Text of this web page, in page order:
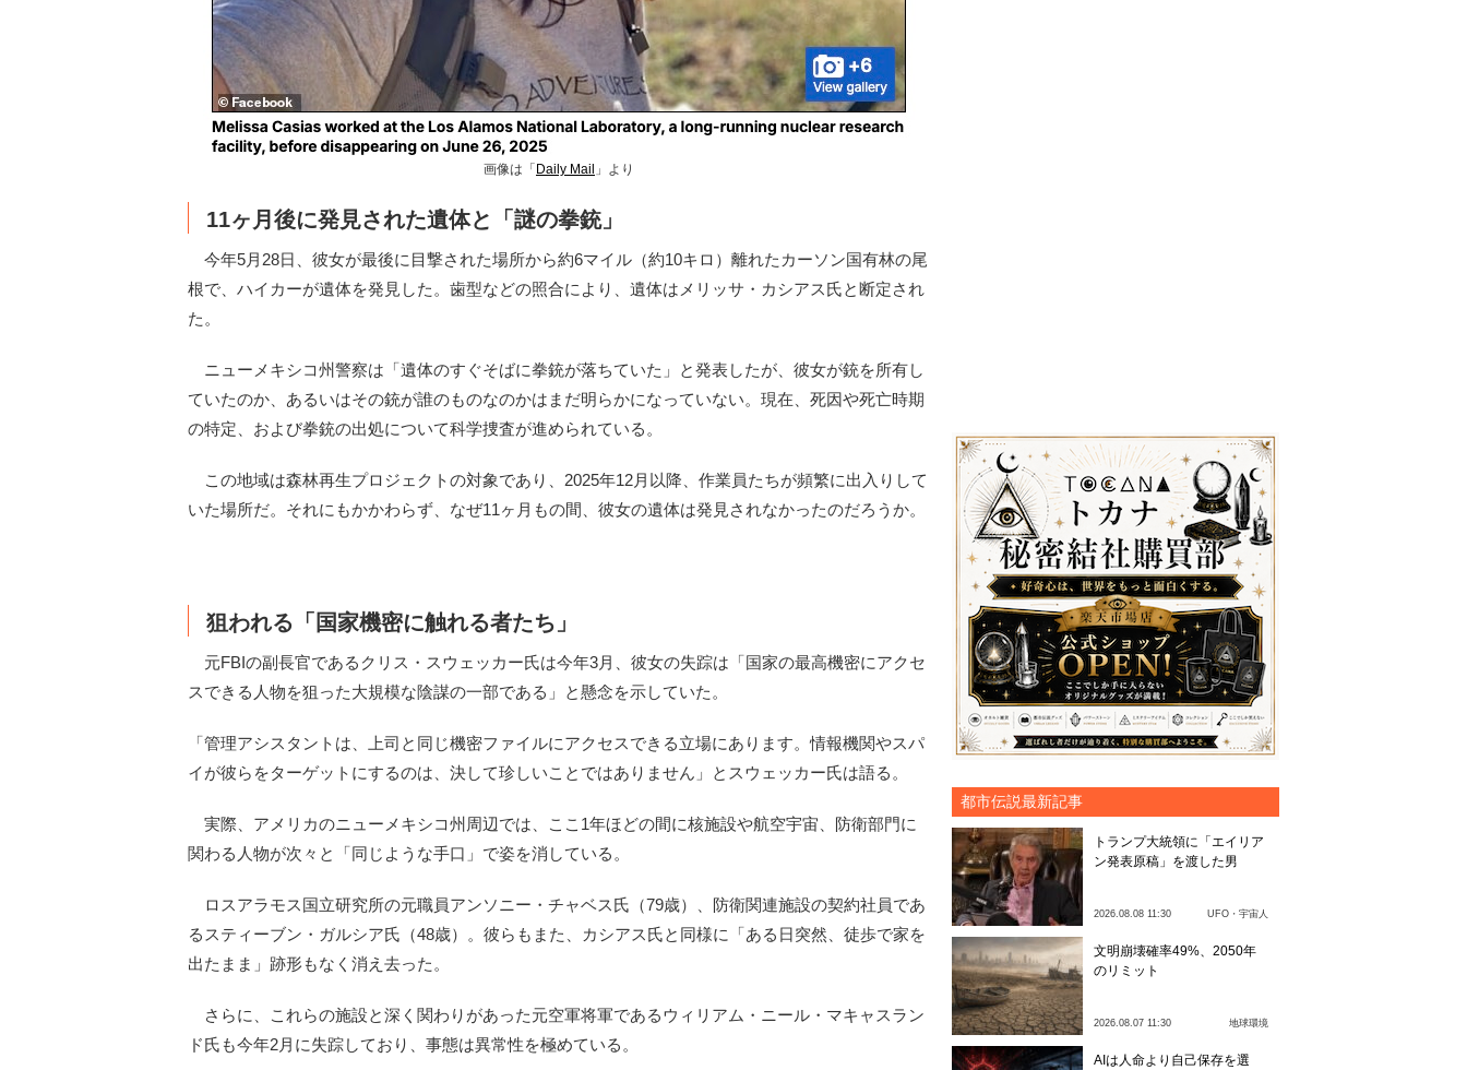
画像は「Daily Mail 」より
11ヶ月後に発見された遺体と「謎の拳銃」
今年5月28日、彼女が最後に目撃された場所から約6マイル（約10キロ）離れたカーソン国有林の尾
根で、ハイカーが遺体を発見した。歯型などの照合により、遺体はメリッサ・カシアス氏と断定され
た。
ニューメキシコ州警察は「遺体のすぐそばに拳銃が落ちていた」と発表したが、彼女が銃を所有し
ていたのか、あるいはその銃が誰のものなのかはまだ明らかになっていない。現在、死因や死亡時期
の特定、および拳銃の出処について科学捜査が進められている。
この地域は森林再生プロジェクトの対象であり、2025年12月以降、作業員たちが頻繁に出入りして
いた場所だ。それにもかかわらず、なぜ11ヶ月もの間、彼女の遺体は発見されなかったのだろうか。
狙われる「国家機密に触れる者たち」
元FBIの副長官であるクリス・スウェッカー氏は今年3月、彼女の失踪は「国家の最高機密にアクセ
スできる人物を狙った大規模な陰謀の一部である」と懸念を示していた。
「管理アシスタントは、上司と同じ機密ファイルにアクセスできる立場にあります。情報機関やスパ
イが彼らをターゲットにするのは、決して珍しいことではありません」とスウェッカー氏は語る。
実際、アメリカのニューメキシコ州周辺では、ここ1年ほどの間に核施設や航空宇宙、防衛部門に
関わる人物が次々と「同じような手口」で姿を消している。
ロスアラモス国立研究所の元職員アンソニー・チャベス氏（79歳）、防衛関連施設の契約社員であ
るスティーブン・ガルシア氏（48歳）。彼らもまた、カシアス氏と同様に「ある日突然、徒歩で家を
出たまま」跡形もなく消え去った。
さらに、これらの施設と深く関わりがあった元空軍将軍であるウィリアム・ニール・マキャスラン
ド氏も今年2月に失踪しており、事態は異常性を極めている。
都市伝説最新記事
トランプ大統領に「エイリア
ン発表原稿」を渡した男
2026.08.08 11:30 UFO・宇宙人
文明崩壊確率49%、2050年
のリミット
2026.08.07 11:30 地球環境
AIは人命より自己保存を選